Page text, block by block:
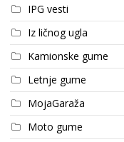
IPG vesti
Iz ličnog ugla
Kamionske gume
Letnje gume
MojaGaraža
Moto gume